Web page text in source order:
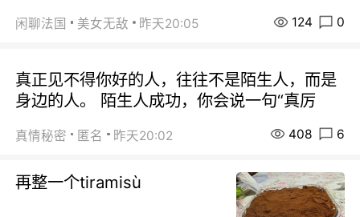
闲聊法国 美女无敌 昨天20:05 124 0
真正见不得你好的人，往往不是陌生人，而是
身边的人。 陌生人成功，你会说一句“真厉
真情秘密 匿名 昨天20:02 408 6
再整一个tiramisù